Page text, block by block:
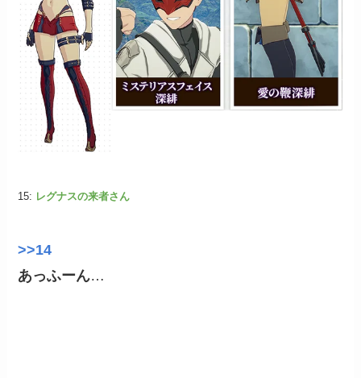
15: レグナスの来者さん
>>14
あっふーん…